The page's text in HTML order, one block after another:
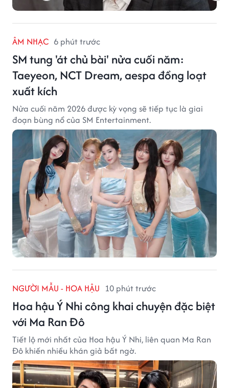
ÂM NHẠC 6 phút trước
SM tung 'át chủ bài' nửa cuối năm:
Taeyeon, NCT Dream, aespa đồng loạt
xuất kích
Nửa cuối năm 2026 được kỳ vọng sẽ tiếp tục là giai
đoạn bùng nổ của SM Entertainment.
NGƯỜI MẪU - HOA HẬU 10 phút trước
Hoa hậu Ý Nhi công khai chuyện đặc biệt
với Ma Ran Đô
Tiết lộ mới nhất của Hoa hậu Ý Nhi, liên quan Ma Ran
Đô khiến nhiều khán giả bất ngờ.